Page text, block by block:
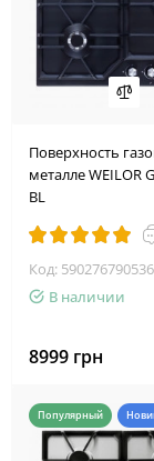
Поверхность
металле WEILOR
BL
Код:
В наличии
8999 грн
Популярный